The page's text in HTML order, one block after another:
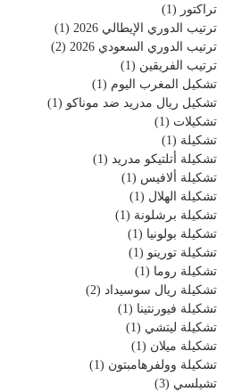
تراكتور (1)
ترتيب الدوري الإيطالي 2026
(1)
ترتيب الدوري السعودي 2026
(2)
ترتيب الفريقين (1)
تشكيل المغرب اليوم (1)
تشكيل ريال مدريد ضد موناكو (1)
تشكيلات (1)
تشكيلة (1)
تشكيلة أتلتيكو مدريد (1)
تشكيلة ألافيس (1)
تشكيلة الهلال (1)
تشكيلة برشلونة (1)
تشكيلة بولونيا (1)
تشكيلة تورينو (1)
تشكيلة روما (1)
تشكيلة ريال سوسيداد (2)
تشكيلة فيورنتينا (1)
تشكيلة ليتشي (1)
تشكيلة ميلان (1)
تشكيلة وولفرهامبتون (1)
تشيلسي (3)